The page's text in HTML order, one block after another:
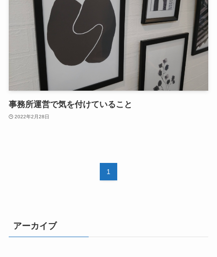
事務所運営で気を付けていること
2022年2月28日
1
アーカイブ